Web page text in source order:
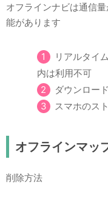
オフラインナビは通信
能があります
リアルタイ
内は利用不可
ダウンロー
スマホのス
オフラインマッ
削除方法